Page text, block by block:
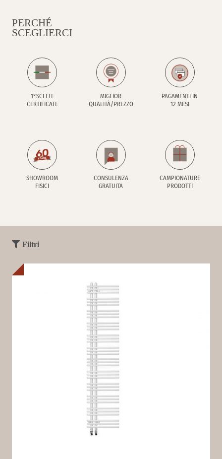
PERCHÉ
SCEGLIERCI
1°SCELTE
CERTIFICATE
MIGLIOR
QUALITÀ/PREZZO
PAGAMENTI IN
12 MESI
SHOWROOM
FISICI
CONSULENZA
GRATUITA
CAMPIONATURE
PRODOTTI
Filtri